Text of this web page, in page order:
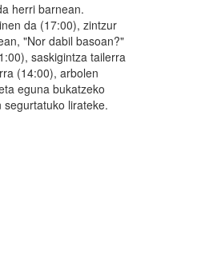
herri barnean.
da (17:00), zintzur
"Nor dabil basoan?"
saskigintza tailerra
(14:00), arbolen
eguna bukatzeko
lirateke.